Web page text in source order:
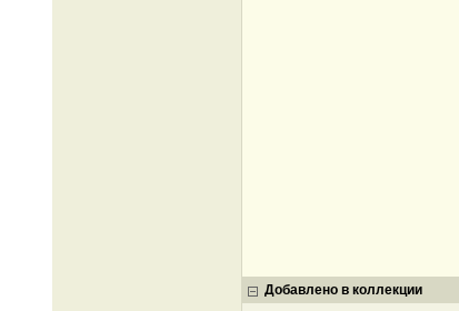
Добавлено в коллекции